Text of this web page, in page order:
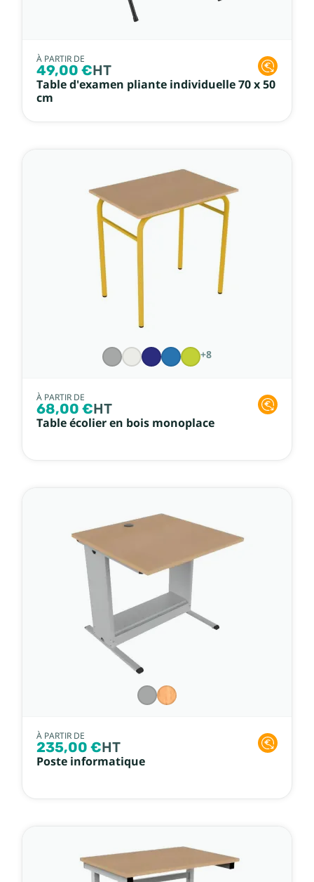
À PARTIR DE
49,00 €HT
Table d'examen pliante individuelle 70 x 50
cm
+8
À PARTIR DE
68,00 €HT
Table écolier en bois monoplace
À PARTIR DE
235,00 €HT
Poste informatique